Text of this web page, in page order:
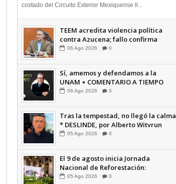
costado del Circuito Exterior Mexiquense ll...
TEEM acredita violencia política
contra Azucena; fallo confirma
guerra sucia: Octavio Martínez
06 Ago 2026 0
Sí, amemos y defendamos a la
UNAM + COMENTARIO A TIEMPO
06 Ago 2026 0
Tras la tempestad, no llegó la calma
* DESLINDE, por Alberto Witvrun
OPINIÓN
05 Ago 2026 0
El 9 de agosto inicia Jornada
Nacional de Reforestación:
presidenta Sheinbaum +Video
05 Ago 2026 0